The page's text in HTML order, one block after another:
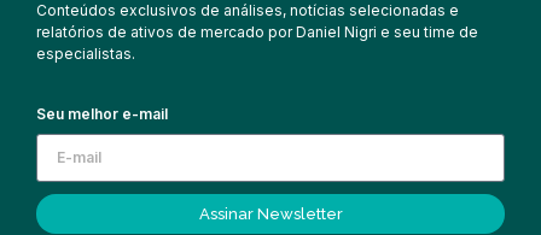
Conteúdos exclusivos de análises, notícias selecionadas e
relatórios de ativos de mercado por Daniel Nigri e seu time de
especialistas.
Seu melhor e-mail
Assinar Newsletter